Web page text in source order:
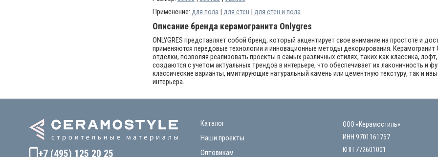
Применение: для пола | для стен | для стен и пола
Описание бренда керамогранита Onlygres
ONLYGRES представляет собой бренд, который акцентирует свое внимание на простоте и
применяются передовые технологии и инновационные методы декорирования. Керамогранит
отделки, позволяя реализовать проекты в самых различных стилях, таких как классика,
создаются с учетом актуальных трендов в интерьере, что обеспечивает их лаконичность и
классические варианты, имитирующие натуральный камень или цементную текстуру, так и
интерьера.
+7 (495) 125 20 25
Каталог
Наши проекты
Оптовикам
ООО «Керамостиль»
ИНН 9701161757
КПП 772601001